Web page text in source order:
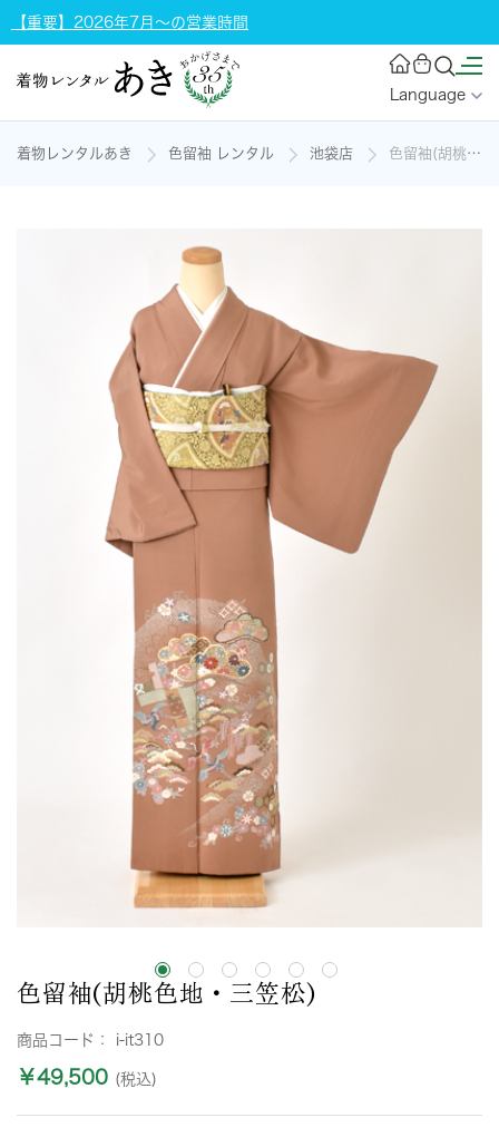
【重要】2026年7月～の営業時間
Language
着物レンタルあき 色留袖 レンタル 池袋店 色留袖(胡桃色地・三笠松)の着物レンタル
色留袖(胡桃色地・三笠松)
商品コード： i-it310
￥49,500 (税込)